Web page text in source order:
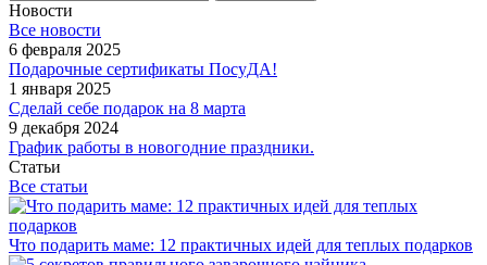
Новости
Все новости
6 февраля 2025
Подарочные сертификаты ПосуДА!
1 января 2025
Сделай себе подарок на 8 марта
9 декабря 2024
График работы в новогодние праздники.
Статьи
Все статьи
Что подарить маме: 12 практичных идей для теплых подарков